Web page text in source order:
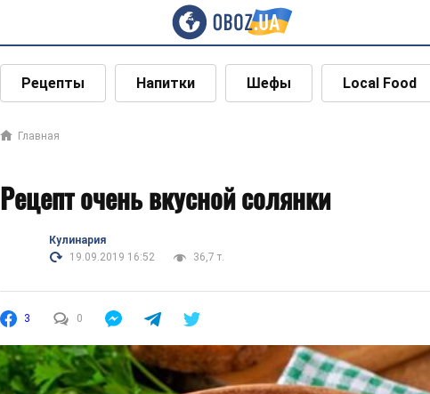
Рецепты Напитки Шефы Local Food
Главная
Рецепт очень вкусной солянки
Кулинария
19.09.2019 16:52
36,7 т.
3 0